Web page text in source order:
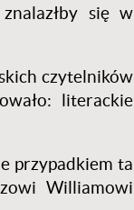
się w
czytelników
literackie
przypadkiem ta
Williamowi